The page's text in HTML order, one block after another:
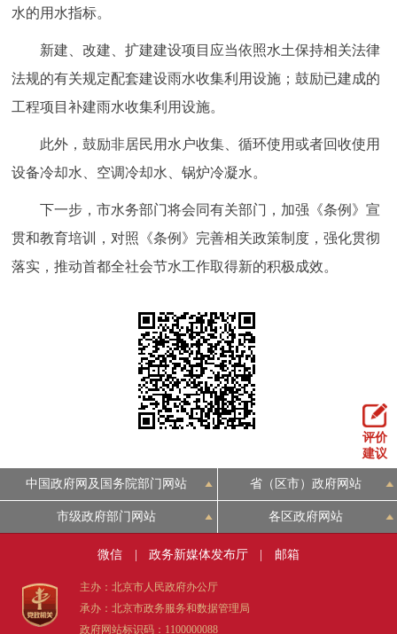
水的用水指标。
新建、改建、扩建建设项目应当依照水土保持相关法律
法规的有关规定配套建设雨水收集利用设施；鼓励已建成的
工程项目补建雨水收集利用设施。
此外，鼓励非居民用水户收集、循环使用或者回收使用
设备冷却水、空调冷却水、锅炉冷凝水。
下一步，市水务部门将会同有关部门，加强《条例》宣
贯和教育培训，对照《条例》完善相关政策制度，强化贯彻
落实，推动首都全社会节水工作取得新的积极成效。
评价
建议
中国政府网及国务院部门网站 省（区市）政府网站
市级政府部门网站 各区政府网站
微信 政务新媒体发布厅 邮箱
主办：北京市人民政府办公厅
承办：北京市政务服务和数据管理局
政府网站标识码：1100000088